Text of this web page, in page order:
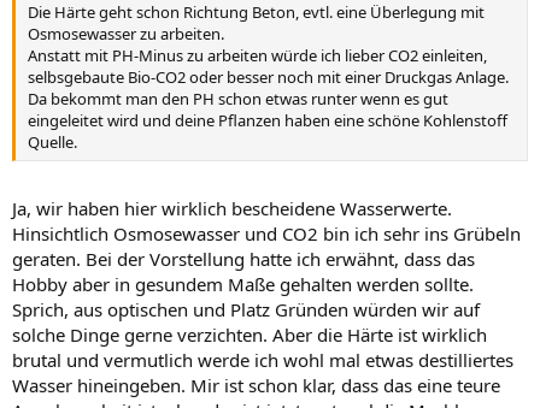
Die Härte geht schon Richtung Beton, evtl. eine Überlegung mit
Osmosewasser zu arbeiten.
Anstatt mit PH-Minus zu arbeiten würde ich lieber CO2 einleiten,
selbsgebaute Bio-CO2 oder besser noch mit einer Druckgas Anlage.
Da bekommt man den PH schon etwas runter wenn es gut
eingeleitet wird und deine Pflanzen haben eine schöne Kohlenstoff
Quelle.
Ja, wir haben hier wirklich bescheidene Wasserwerte.
Hinsichtlich Osmosewasser und CO2 bin ich sehr ins Grübeln
geraten. Bei der Vorstellung hatte ich erwähnt, dass das
Hobby aber in gesundem Maße gehalten werden sollte.
Sprich, aus optischen und Platz Gründen würden wir auf
solche Dinge gerne verzichten. Aber die Härte ist wirklich
brutal und vermutlich werde ich wohl mal etwas destilliertes
Wasser hineingeben. Mir ist schon klar, dass das eine teure